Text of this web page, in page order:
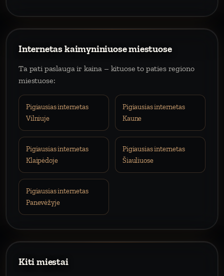
Internetas kaimyniniuose miestuose
Ta pati paslauga ir kaina – kituose to paties regiono
miestuose:
Pigiausias internetas
Vilniuje
Pigiausias internetas
Kaune
Pigiausias internetas
Klaipėdoje
Pigiausias internetas
Šiauliuose
Pigiausias internetas
Panevėžyje
Kiti miestai